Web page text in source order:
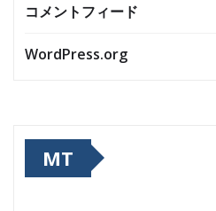
コメントフィード
WordPress.org
MT